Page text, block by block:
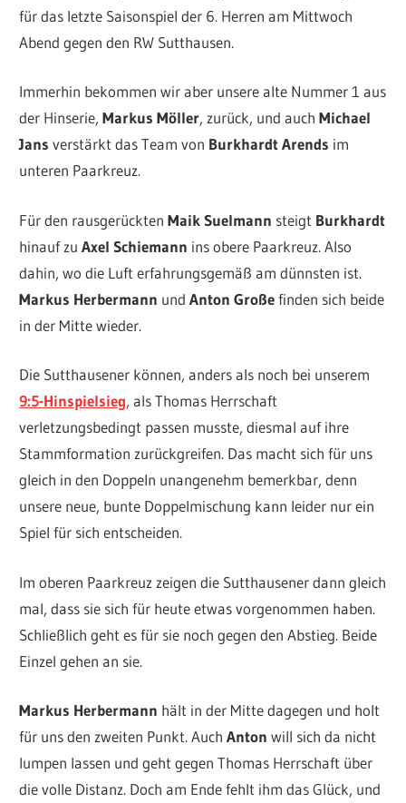
für das letzte Saisonspiel der 6. Herren am Mittwoch
Abend gegen den RW Sutthausen.
Immerhin bekommen wir aber unsere alte Nummer 1 aus
der Hinserie,Markus Möller, zurück, und auchMichael
Jans verstärkt das Team von Burkhardt Arends im
unteren Paarkreuz.
Für den rausgerücktenMaik Suelmann steigt Burkhardt
hinauf zuAxel Schiemann ins obere Paarkreuz. Also
dahin, wo die Luft erfahrungsgemäß am dünnsten ist.
Markus Herbermann undAnton Großefinden sich beide
in der Mitte wieder.
Die Sutthausener können, anders als noch bei unserem
9:5-Hinspielsieg, als Thomas Herrschaft
verletzungsbedingt passen musste, diesmal auf ihre
Stammformation zurückgreifen. Das macht sich für uns
gleich in den Doppeln unangenehm bemerkbar, denn
unsere neue, bunte Doppelmischung kann leider nur ein
Spiel für sich entscheiden.
Im oberen Paarkreuz zeigen die Sutthausener dann gleich
mal, dass sie sich für heute etwas vorgenommen haben.
Schließlich geht es für sie noch gegen den Abstieg. Beide
Einzel gehen an sie.
Markus Herbermann hält in der Mitte dagegen und holt
für uns den zweiten Punkt. AuchAnton will sich da nicht
lumpen lassen und geht gegen Thomas Herrschaft über
die volle Distanz. Doch am Ende fehlt ihm das Glück, und